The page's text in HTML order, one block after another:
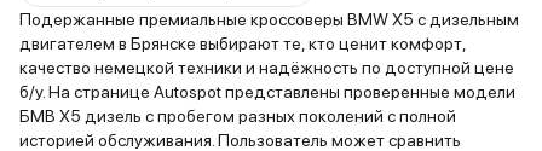
Подержанные премиальные кроссоверы BMW X5 с дизельным
двигателем в Брянске выбирают те, кто ценит комфорт,
качество немецкой техники и надёжность по доступной цене
б/у. На странице Autospot представлены проверенные модели
БМВ X5 дизель с пробегом разных поколений с полной
историей обслуживания. Пользователь может сравнить